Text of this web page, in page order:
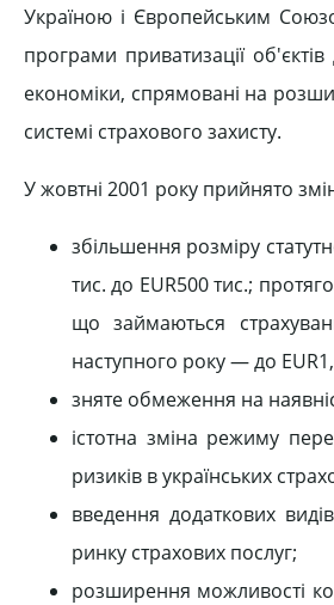
Україною і Європейським
програми приватизації
економіки, спрямовані на
системі страхового захисту.
У жовтні 2001 року прийнято
збільшення розміру
тис. до EUR500 тис.;
що займаються
наступного року — до
зняте обмеження на
істотна зміна режиму
ризиків в українських
введення додаткових
ринку страхових послуг;
розширення можливості